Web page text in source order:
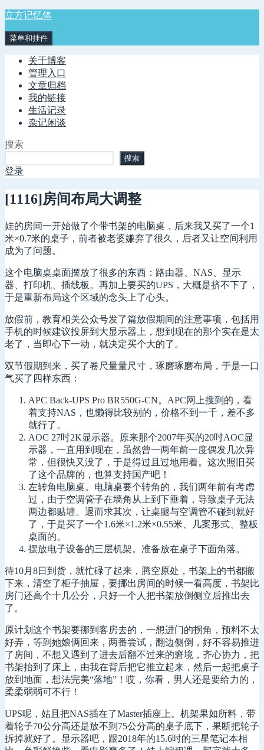
跳
内
立方记忆体
菜单和挂件
关于博客
管理入口
文章归档
我的链接
生活记录
杂记闲谈
搜索
搜索
登录
[1116]房间布局大调整
娃的房间一开始做了个带书架的电脑桌，后来我又买了一个1
米×0.7米的桌子，前者被老婆嫌弃了很久，后者又让空间利用
成为了问题。
这个电脑桌桌面摆放了很多的东西：路由器、NAS、显示
器、打印机、插线板。再加上要买的UPS，大概是挤不下了，
于是重新布局这个区域的念头上了心头。
放假前，教育相关公众号发了篇放假期间的注意事项，包括用
手机的时候建议投屏到大显示器上，想到现在的那个实在是太
老了，当即心下一动，就决定买个大的了。
双节假期到来，买了卷尺量量尺寸，琢磨琢磨布局，于是一口
气买了四样东西：
APC Back-UPS Pro BR550G-CN。APC网上搜到的，看
着支持NAS，也懒得比较别的，价格不到一千，差不多
就行了。
AOC 27吋2K显示器。原来那个2007年买的20吋AOC显
示器，一直用到现在，虽然曾一两年前一度偶发几次异
常，但很快又没了，于是得过且过地用着。这次照旧买
了这个品牌的，也算支持国产吧！
左转角电脑桌。电脑桌要个转角的，我们两年前有考虑
过，由于空调管子在墙角从上到下垂着，导致桌子无法
两边都贴墙。退而求其次，让桌腿与空调管不碰到就好
了，于是买了一个1.6米×1.2米×0.55米、几案形式、整板
桌面的。
摆放电子设备的三层机架。准备放在桌子下面角落。
待10月8日到货，就忙碌了起来，腾空原处，书架上的书都搬
下来，清空了柜子抽屉，要挪出房间的时候一看高度，书架比
房门还高个十几公分，只好一个人把书架放倒侧立后推出去
了。
原计划这个书架要挪到客房去的，一想进门的拐角，预料不太
好弄，等到她娘俩回来，两番尝试，翻边侧倒，好不容易推进
了房间，不想又遇到了进去后翻不过来的窘境，齐心协力，把
书架抬到了床上，由我在背后把它推立起来，然后一起把桌子
放到地面，想法完美“落地”！哎，你看，男人还是要给力的，
柔柔弱弱可不行！
UPS呢，姑且把NAS插在了Master插座上。机架果如所料，带
着轮子70公分高还是放不到75公分高的桌子底下，果断把轮子
拆掉就好了。显示器吧，跟2018年的15.6吋的三星笔记本相